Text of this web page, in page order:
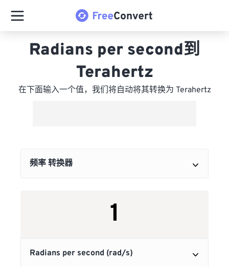
Radians per second到
Terahertz
在下面输入一个值，我们将自动将其转换为 Terahertz